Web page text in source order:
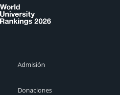
Admisión
Donaciones